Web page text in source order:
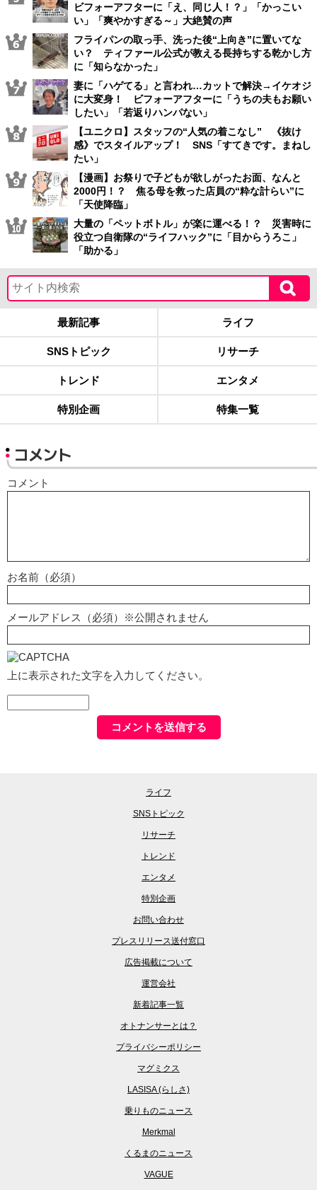
ビフォーアフターに「え、同じ人！？」「かっこい
い」「爽やかすぎる～」大絶賛の声
フライパンの取っ手、洗った後“上向き”に置いてな
い？ ティファール公式が教える長持ちする乾かし方
に「知らなかった」
妻に「ハゲてる」と言われ…カットで解決→イケオジ
に大変身！ ビフォーアフターに「うちの夫もお願い
したい」「若返りハンパない」
【ユニクロ】スタッフの“人気の着こなし” 《抜け
感》でスタイルアップ！ SNS「すてきです。まねし
たい」
【漫画】お祭りで子どもが欲しがったお面、なんと
2000円！？ 焦る母を救った店員の“粋な計らい”に
「天使降臨」
大量の「ペットボトル」が楽に運べる！？ 災害時に
役立つ自衛隊の“ライフハック”に「目からうろこ」
「助かる」
最新記事 ライフ
SNSトピック リサーチ
トレンド エンタメ
特別企画 特集一覧
コメント
コメント
お名前（必須）
メールアドレス（必須）※公開されません
上に表示された文字を入力してください。
ライフ
SNSトピック
リサーチ
トレンド
エンタメ
特別企画
お問い合わせ
プレスリリース送付窓口
広告掲載について
運営会社
新着記事一覧
オトナンサーとは？
プライバシーポリシー
マグミクス
LASISA (らしさ)
乗りものニュース
Merkmal
くるまのニュース
VAGUE